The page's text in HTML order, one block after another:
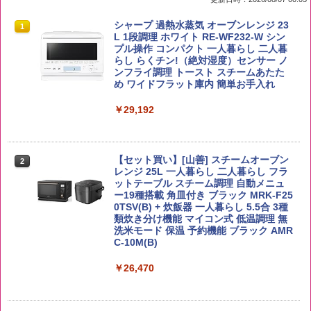
1 by Amazon 国産ブレンド米 精米 5kg
￥2,650
￥3,980
【在庫処分価格】ももたろう印 無洗米 5
kg 業務用 お米マイスターブレンド
1
ブラックニッカ ニッカ Nikka ウィスキ
ー4000ml ブラックニッカクリア ウヰス
キー 【日本 アサヒ ウィスキー】 大容量
お得 4リットル
￥4,356
￥6,054
角ハイボール 350ml×24本 サントリー ウ
イスキー ハイボール 缶
￥4,939
1
チキンラーメン どんぶり 85g×12個 日清
食品 インスタント カップ麺
￥1,939
【公式】ブタメン とんこつ味 35g×15個
パニー
￥1,451
国分 tabete だし麺 千葉県産はまぐりだ
し 塩らーめん 108g×10袋 保存食 備蓄
￥2,323
1
シャープ 過熱水蒸気 オーブンレンジ 23
L 1段調理 ホワイト RE-WF232-W シン
プル操作 コンパクト 一人暮らし 二人暮
らし らくチン!（絶対湿度）センサー ノ
ンフライ調理 トースト スチームあたた
め ワイドフラット庫内 簡単お手入れ
￥29,192
2
【セット買い】[山善] スチームオーブン
レンジ 25L 一人暮らし 二人暮らし フラ
ットテーブル スチーム調理 自動メニュ
ー19種搭載 角皿付き ブラック MRK-F25
0TSV(B) + 炊飯器 一人暮らし 5.5合 3種
類炊き分け機能 マイコン式 低温調理 無
洗米モード 保温 予約機能 ブラック AMR
C-10M(B)
￥26,470